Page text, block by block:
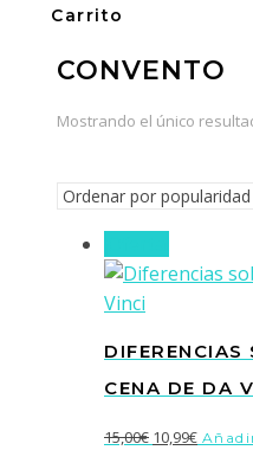
Carrito
CONVENTO
Mostrando el único
CENA DE DA
15,00€ El
10,99€El